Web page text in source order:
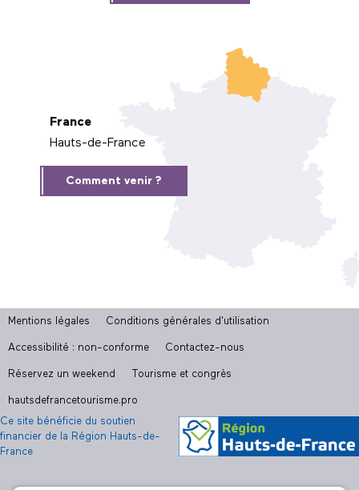
France
Hauts-de-France
Comment venir ?
Mentions légales Conditions générales d'utilisation
Accessibilité : non-conforme Contactez-nous
Réservez un weekend Tourisme et congrès
hautsdefrancetourisme.pro
Ce site bénéficie du soutien
financier de la Région Hauts-de-
France